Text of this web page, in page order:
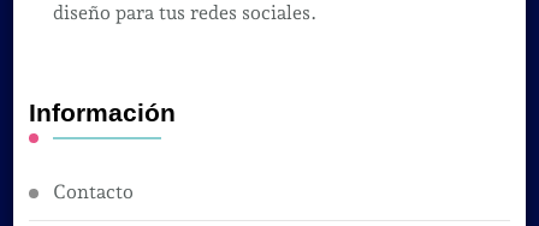
diseño para tus redes sociales.
Información
Contacto